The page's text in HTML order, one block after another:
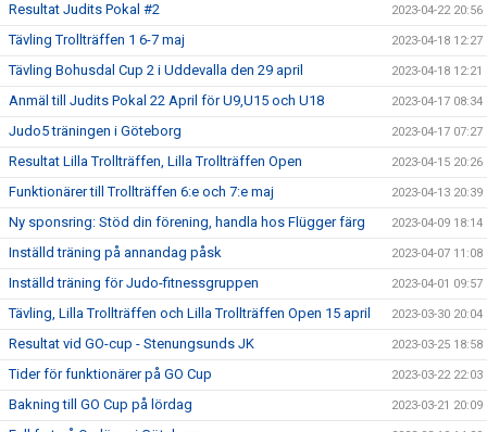
Resultat Judits Pokal #2 2023-04-22 20:56
Tävling Trollträffen 1 6-7 maj 2023-04-18 12:27
Tävling Bohusdal Cup 2 i Uddevalla den 29 april 2023-04-18 12:21
Anmäl till Judits Pokal 22 April för U9,U15 och U18 2023-04-17 08:34
Judo5 träningen i Göteborg 2023-04-17 07:27
Resultat Lilla Trollträffen, Lilla Trollträffen Open 2023-04-15 20:26
Funktionärer till Trollträffen 6:e och 7:e maj 2023-04-13 20:39
Ny sponsring: Stöd din förening, handla hos Flügger färg 2023-04-09 18:14
Inställd träning på annandag påsk 2023-04-07 11:08
Inställd träning för Judo-fitnessgruppen 2023-04-01 09:57
Tävling, Lilla Trollträffen och Lilla Trollträffen Open 15 april 2023-03-30 20:04
Resultat vid GO-cup - Stenungsunds JK 2023-03-25 18:58
Tider för funktionärer på GO Cup 2023-03-22 22:03
Bakning till GO Cup på lördag 2023-03-21 20:09